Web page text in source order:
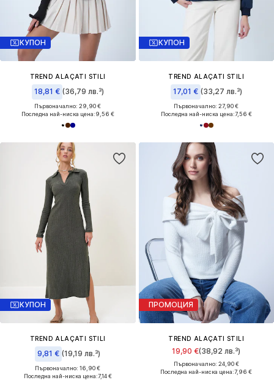
КУПОН
TREND ALAÇATI STILI
18,81 € (36,79 лв.³)
Първоначално: 29,90 €
Последна най-ниска цена:9,56 €
КУПОН
TREND ALAÇATI STILI
17,01 € (33,27 лв.³)
Първоначално: 27,90 €
Последна най-ниска цена:7,56 €
КУПОН
TREND ALAÇATI STILI
9,81 € (19,19 лв.³)
Първоначално: 16,90 €
Последна най-ниска цена:7,14 €
ПРОМОЦИЯ
TREND ALAÇATI STILI
19,90 €(38,92 лв.³)
Първоначално: 24,90 €
Последна най-ниска цена:7,96 €